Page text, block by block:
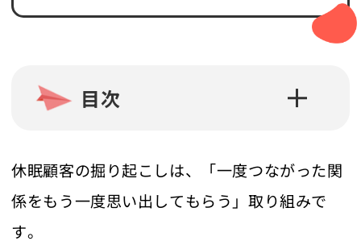
目次
休眠顧客の掘り起こしは、「一度つながった関
係をもう一度思い出してもらう」取り組みで
す。